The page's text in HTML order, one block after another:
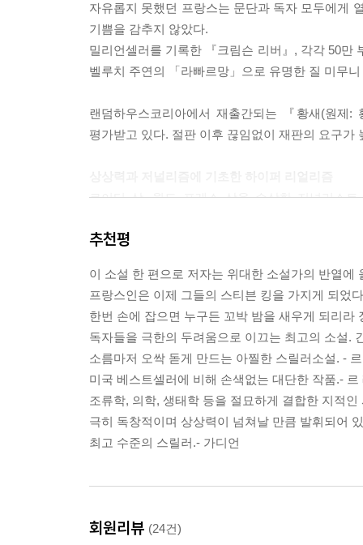
자유롭지 못했던 프랑스는 문단과 독자 모두에게
기쁨을 감추지 않았다.
밀리언셀러를 기록한 『크림슨 리버』, 각각 50만
벨루치 주연의 「라빠르망」으로 유명한 질 미무
랜덤하우스코리아에서 재출간되는 『황새(원
평가받고 있다. 절판 이후 끊임없이 재판의 요구
로이터 상, 월드 프레스 상을 수상한 저널리스
실제 사건에서 영감을 받아 집필한 것으로 알려
남아프리카공화국, 인도를 아우르는 장대한 스
전문가를 넘어서는 지식수준으로 독자의 지적
반전이 많은 독자를 설레게 하였다.
“이 책은 상상력보다는 사실과 기억을 토대로 만
저자의 경험과 철학이 고스란히 녹아든 그랑제 신
추천평
이 소설 한 편으로 저자는 위대한 소설가의 반열에
프랑스인은 이제 그들의 스티븐 킹을 가지게 되었
한번 손에 잡으면 누구든 꼬박 밤을 새우게 되리라
독자들을 극한의 두려움으로 이끄는 최고의 소설.
소름마저 오싹 돋게 만드는 아찔한 스릴러소설. -
미국 베스트셀러에 비해 손색없는 대단한 작품.- 르
조류학, 의학, 생태학 등을 절묘하게 결합한 지적
극히 독창적이며 상상력이 넘쳐날 만큼 발휘되어
최고 수준의 스릴러.- 가디언
회원리뷰 (24건)